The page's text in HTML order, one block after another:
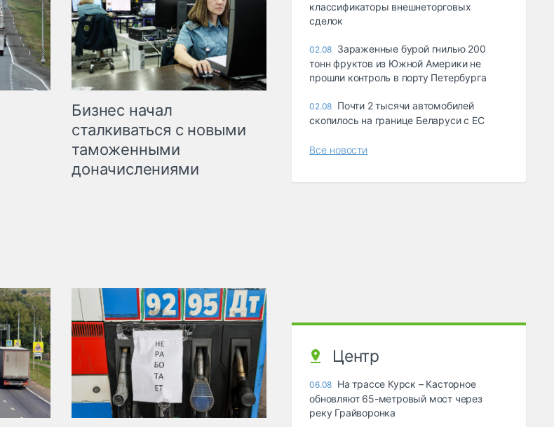
Бизнес начал
сталкиваться с новыми
таможенными
доначислениями
классификаторы внешнеторговых
сделок
02.08 Зараженные бурой гнилью 200
тонн фруктов из Южной Америки не
прошли контроль в порту Петербурга
02.08 Почти 2 тысячи автомобилей
скопилось на границе Беларуси с ЕС
Все новости
Центр
06.08 На трассе Курск – Касторное
обновляют 65-метровый мост через
реку Грайворонка